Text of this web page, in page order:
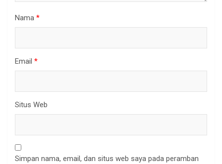
Nama *
Email *
Situs Web
Simpan nama, email, dan situs web saya pada peramban